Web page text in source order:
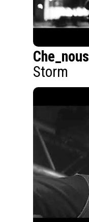
Che_nous
Storm